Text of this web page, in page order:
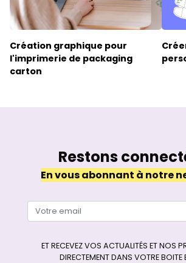
Création graphique pour
l'imprimerie de packaging
carton
Restons
En vous abonnant à notre
ET RECEVEZ VOS ACTUALITÉS ET NOS
DIRECTEMENT DANS VOTRE BOITE